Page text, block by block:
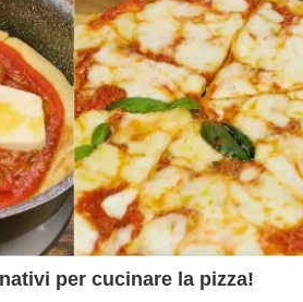
per cucinare la pizza!